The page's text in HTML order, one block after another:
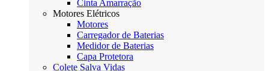
Cinta Amarração
Motores Elétricos
Motores
Carregador de Baterias
Medidor de Baterias
Capa Protetora
Colete Salva Vidas